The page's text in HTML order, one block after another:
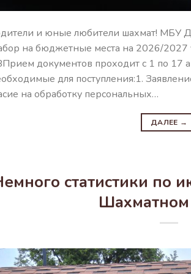
и юные любители шахмат! МБУ
на бюджетные места на 2026/2027
документов проходит с 1 по 17
для поступления:1.
на обработку персональных…
ДАЛЕЕ →
статистики по